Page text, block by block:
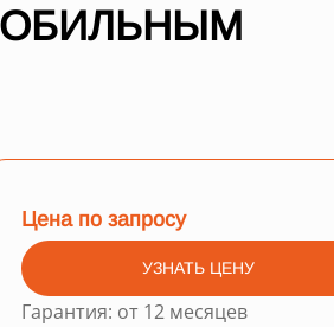
Цена по запросу
УЗНАТЬ ЦЕНУ
Гарантия: от 12 месяцев